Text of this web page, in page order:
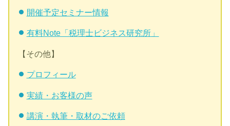
開催予定セミナー情報
有料Note「税理士ビジネス研究所」
【その他】
プロフィール
実績・お客様の声
講演・執筆・取材のご依頼